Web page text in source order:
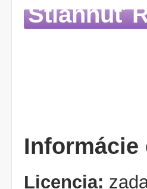
Stiahnuť
Informácie
Licencia: